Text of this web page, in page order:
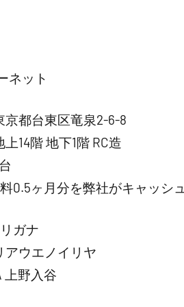
ネット
都台東区竜泉2-6-8
階 地下1階 RC造
0.5ヶ月分を弊社がキャッシ
ガナ
アウエノイリヤ
上野入谷